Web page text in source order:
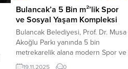
muhtar buluşmaları ile kırsal
mahallelerin taleplerini yerinde
dinleyen Antalya Büyükşehir...
Bulancak’a 5 Bin m²’lik Spor
ve Sosyal Yaşam Kompleksi
Bulancak Belediyesi, Prof. Dr. Musa
Akoğlu Parkı yanında 5 bin
metrekarelik alana modern Spor ve
Sosyal Yaşam Kompleksi inşa
19.11.2025 0